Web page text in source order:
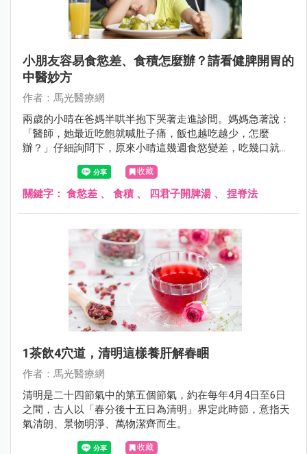
小朋友容易食慾差、食積怎麼辦？請看健脾開胃的
中醫妙方
作者：馬光醫療網
兩歲的小晴在爸媽半哄半抱下哭著走進診間。媽媽急著說：
「醫師，她最近吃飽就喊肚子痛，飯也越吃越少，怎麼
辦？」仔細詢問下，原來小晴這幾週食慾變差，吃幾口就說
飽，偏愛零食卻不碰正餐，甚至有時吃完還會嘔吐，讓爸媽
收藏
關鍵字： 食慾差 、 食積 、 四君子開脾湯 、 捏脊法
1茶飲4穴道，清明這樣養肝解春睏
作者：馬光醫療網
清明是二十四節氣中的第五個節氣，約在每年4月4日至6日
之間，古人以「春分後十五日為清明」界定此時節，意指天
氣清朗、景物明淨、萬物潔齊而生。
收藏